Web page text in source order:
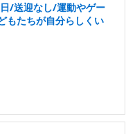
/送迎なし/運動やゲー
もたちが自分らしくい